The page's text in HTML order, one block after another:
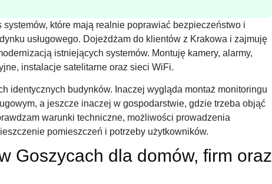
które mają realnie poprawiać bezpieczeństwo i
usługowego. Dojeżdżam do klientów z Krakowa i zajmuję
istniejących systemów. Montuję kamery, alarmy,
instalacje satelitarne oraz sieci WiFi.
identycznych budynków. Inaczej wygląda montaż monitoringu
a jeszcze inaczej w gospodarstwie, gdzie trzeba objąć
warunki techniczne, możliwości prowadzenia
pomieszczeń i potrzeby użytkowników.
Goszycach dla domów, firm oraz